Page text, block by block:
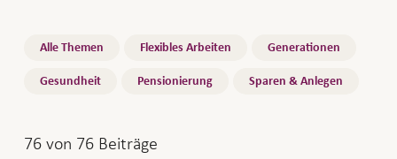
Topics
Alle Themen Flexibles Arbeiten Generationen
Gesundheit Pensionierung Sparen & Anlegen
76 von 76 Beiträge